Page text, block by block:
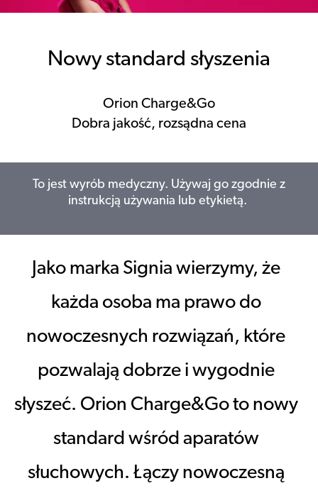
Nowy standard słyszenia
Orion Charge&Go
Dobra jakość, rozsądna cena
To jest wyrób medyczny. Używaj go zgodnie z
instrukcją używania lub etykietą.
Jako marka Signia wierzymy, że
każda osoba ma prawo do
nowoczesnych rozwiązań, które
pozwalają dobrze i wygodnie
słyszeć. Orion Charge&Go to nowy
standard wśród aparatów
słuchowych. Łączy nowoczesną